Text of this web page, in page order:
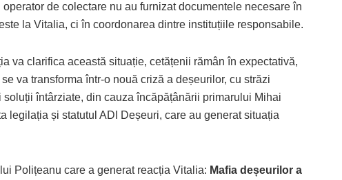
de colectare nu au furnizat documentele necesare în
la Vitalia, ci în coordonarea dintre instituțiile responsabile.
va clarifica această situație, cetățenii rămân în expectativă,
va transforma într-o nouă criză a deșeurilor, cu străzi
soluții întârziate, din cauza încăpățânării primarului Mihai
legilația și statutul ADI Deșeuri, care au generat situația
Polițeanu care a generat reacția Vitalia: Mafia deșeurilor a